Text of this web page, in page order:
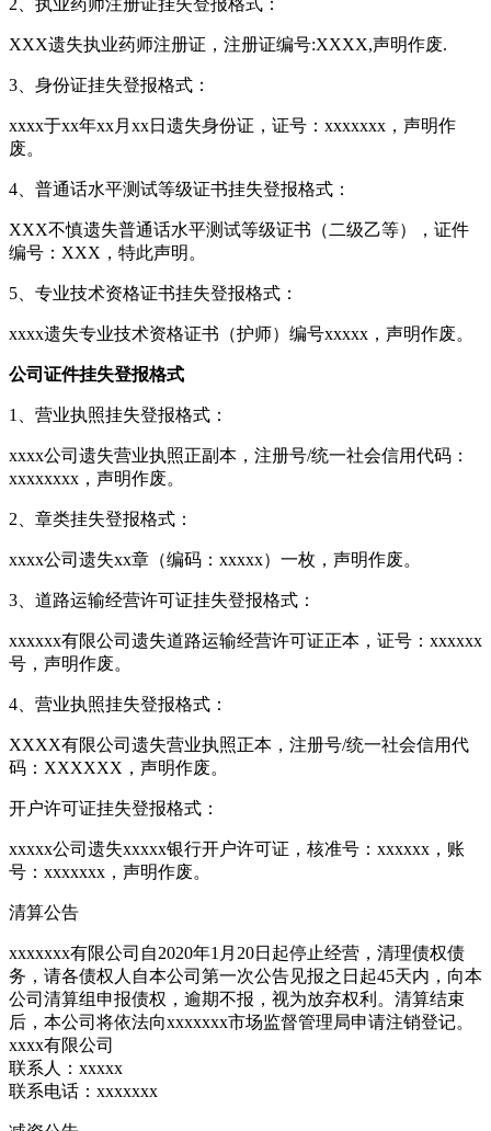
XXX遗失执业药师注册证，注册证编号:XXXX,声明作废.
3、身份证挂失登报格式：
xxxx于xx年xx月xx日遗失身份证，证号：xxxxxxx，声明作
废。
4、普通话水平测试等级证书挂失登报格式：
XXX不慎遗失普通话水平测试等级证书（二级乙等），证件
编号：XXX，特此声明。
5、专业技术资格证书挂失登报格式：
xxxx遗失专业技术资格证书（护师）编号xxxxx，声明作废。
公司证件挂失登报格式
1、营业执照挂失登报格式：
xxxx公司遗失营业执照正副本，注册号/统一社会信用代码：
xxxxxxxx，声明作废。
2、章类挂失登报格式：
xxxx公司遗失xx章（编码：xxxxx）一枚，声明作废。
3、道路运输经营许可证挂失登报格式：
xxxxxx有限公司遗失道路运输经营许可证正本，证号：xxxxxx
号，声明作废。
4、营业执照挂失登报格式：
XXXX有限公司遗失营业执照正本，注册号/统一社会信用代
码：XXXXXX，声明作废。
开户许可证挂失登报格式：
xxxxx公司遗失xxxxx银行开户许可证，核准号：xxxxxx，账
号：xxxxxxx，声明作废。
清算公告
xxxxxxx有限公司自2020年1月20日起停止经营，清理债权债
务，请各债权人自本公司第一次公告见报之日起45天内，向本
公司清算组申报债权，逾期不报，视为放弃权利。清算结束
后，本公司将依法向xxxxxxx市场监督管理局申请注销登记。
xxxx有限公司
联系人：xxxxx
联系电话：xxxxxxx